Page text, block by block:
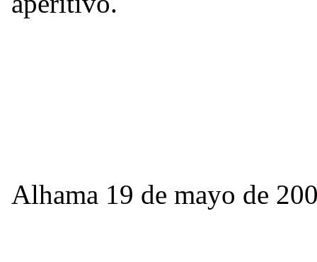
Alhama 19 de mayo de